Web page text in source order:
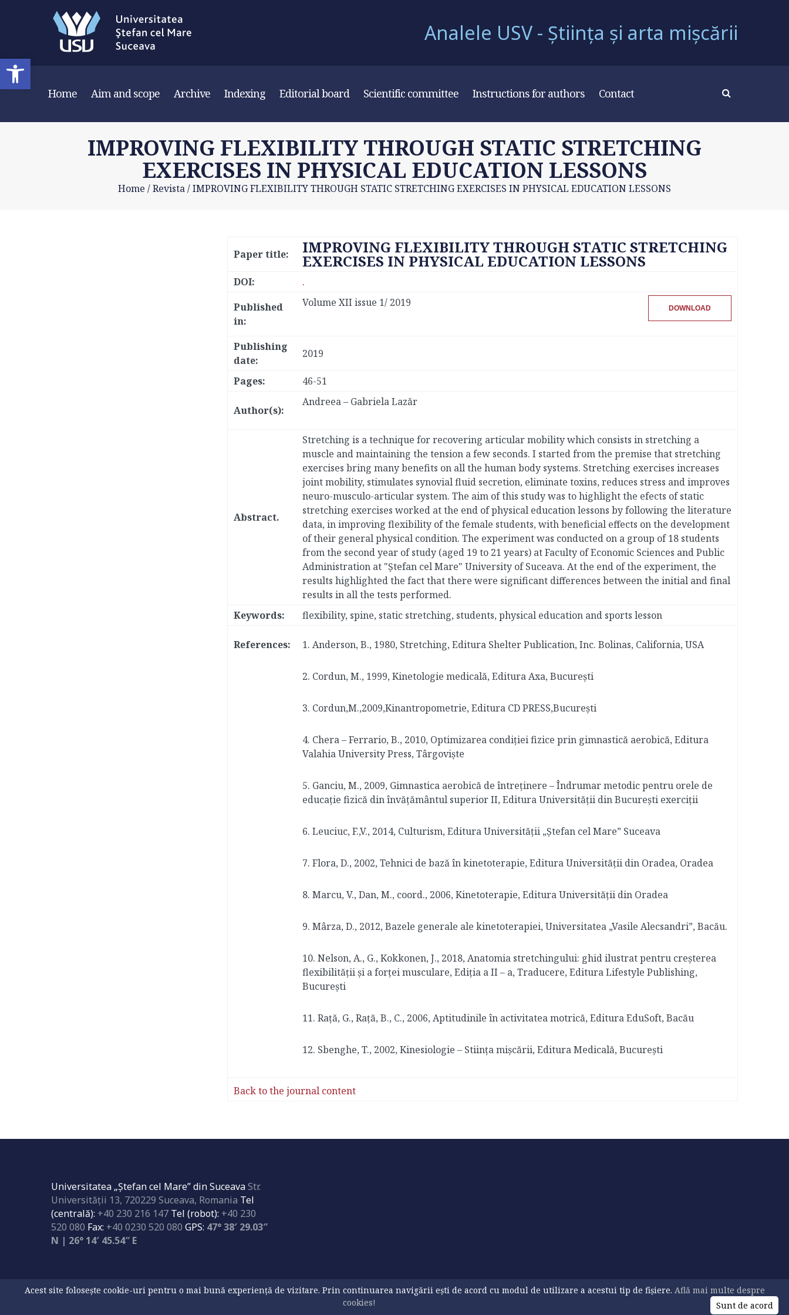
Deschide bara de unelte
Analele USV - Știința și arta mișcării
Home Aim and scope Archive Indexing Editorial board Scientific committee Instructions for authors Contact
IMPROVING FLEXIBILITY THROUGH STATIC STRETCHING
EXERCISES IN PHYSICAL EDUCATION LESSONS
Home /Revista/IMPROVING FLEXIBILITY THROUGH STATIC STRETCHING EXERCISES IN PHYSICAL EDUCATION LESSONS
Paper title: IMPROVING FLEXIBILITY THROUGH STATIC STRETCHING
EXERCISES IN PHYSICAL EDUCATION LESSONS
DOI:
.
Published
in:
Volume XII issue 1/ 2019 DOWNLOAD
Publishing
date:
2019
Pages: 46-51
Author(s):
Andreea – Gabriela Lazăr
Abstract.
Stretching is a technique for recovering articular mobility which consists in stretching a
muscle and maintaining the tension a few seconds. I started from the premise that stretching
exercises bring many benefits on all the human body systems. Stretching exercises increases
joint mobility, stimulates synovial fluid secretion, eliminate toxins, reduces stress and improves
neuro-musculo-articular system. The aim of this study was to highlight the efects of static
stretching exercises worked at the end of physical education lessons by following the literature
data, in improving flexibility of the female students, with beneficial effects on the development
of their general physical condition. The experiment was conducted on a group of 18 students
from the second year of study (aged 19 to 21 years) at Faculty of Economic Sciences and Public
Administration at "Ştefan cel Mare" University of Suceava. At the end of the experiment, the
results highlighted the fact that there were significant differences between the initial and final
results in all the tests performed.
Keywords:
flexibility, spine, static stretching, students, physical education and sports lesson
References: 1. Anderson, B., 1980, Stretching, Editura Shelter Publication, Inc. Bolinas, California, USA
2. Cordun, M., 1999, Kinetologie medicală, Editura Axa, București
3. Cordun,M.,2009,Kinantropometrie, Editura CD PRESS,București
4. Chera – Ferrario, B., 2010, Optimizarea condiției fizice prin gimnastică aerobică, Editura
Valahia University Press, Târgoviște
5. Ganciu, M., 2009, Gimnastica aerobică de întreținere – Îndrumar metodic pentru orele de
educație fizică din învățământul superior II, Editura Universității din București exerciții
6. Leuciuc, F.,V., 2014, Culturism, Editura Universității „Ștefan cel Mare” Suceava
7. Flora, D., 2002, Tehnici de bază în kinetoterapie, Editura Universității din Oradea, Oradea
8. Marcu, V., Dan, M., coord., 2006, Kinetoterapie, Editura Universității din Oradea
9. Mârza, D., 2012, Bazele generale ale kinetoterapiei, Universitatea „Vasile Alecsandri”, Bacău.
10. Nelson, A., G., Kokkonen, J., 2018, Anatomia stretchingului: ghid ilustrat pentru creșterea
flexibilității și a forței musculare, Ediția a II – a, Traducere, Editura Lifestyle Publishing,
București
11. Rață, G., Rață, B., C., 2006, Aptitudinile în activitatea motrică, Editura EduSoft, Bacău
12. Sbenghe, T., 2002, Kinesiologie – Stiința mișcării, Editura Medicală, București
Back to the journal content
Universitatea „Ştefan cel Mare” din SuceavaStr.
Universităţii 13, 720229 Suceava, Romania Tel
(centrală): +40 230 216 147 Tel (robot): +40 230
520 080 Fax: +40 0230 520 080 GPS: 47° 38′ 29.03″
N | 26° 14′ 45.54″ E
© 2026 USV. All Rights Reserved
Acest site folosește cookie-uri pentru o mai bună experiență de vizitare. Prin continuarea navigării ești de acord cu modul de utilizare a acestui tip de fișiere. Află mai multe despre
cookies!
Sunt de acord